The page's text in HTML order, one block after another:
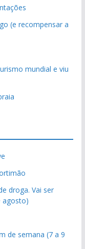
(e recompensar a
mundial e viu
droga. Vai ser
agosto)
de semana (7 a 9